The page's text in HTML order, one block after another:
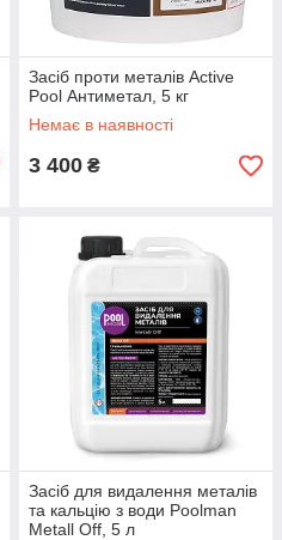
Засіб проти металів Active
Pool Антиметал, 5 кг
Немає в наявності
3 400 ₴
Засіб для видалення металів
та кальцію з води Poolman
Metall Off, 5 л